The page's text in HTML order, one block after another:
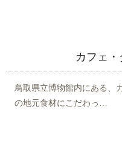
カフェ
鳥取県立博物館内にある
の地元食材にこだわっ…